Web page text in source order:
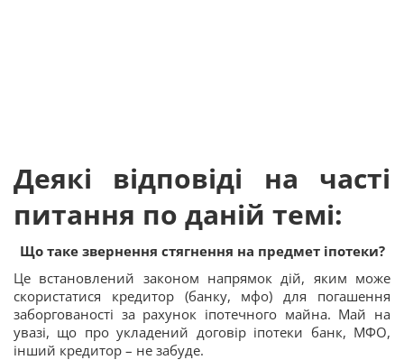
Деякі відповіді на часті
питання по даній темі:
Що таке звернення стягнення на предмет іпотеки?
Це встановлений законом напрямок дій, яким може
скористатися кредитор (банку, мфо) для погашення
заборгованості за рахунок іпотечного майна. Май на
увазі, що про укладений договір іпотеки банк, МФО,
інший кредитор – не забуде.